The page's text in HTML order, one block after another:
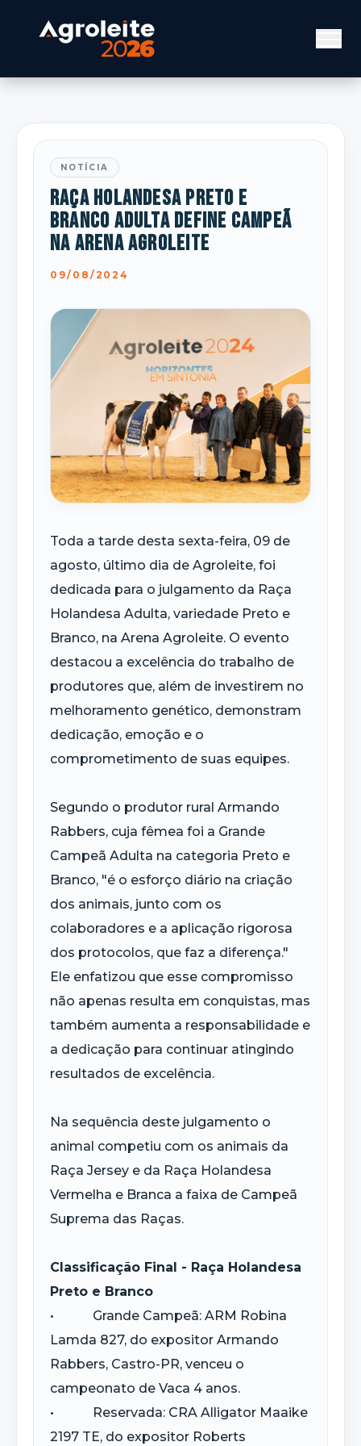
NOTÍCIA
Raça Holandesa Preto e
Branco Adulta define campeã
na Arena Agroleite
09/08/2024
Toda a tarde desta sexta-feira, 09 de
agosto, último dia de Agroleite, foi
dedicada para o julgamento da Raça
Holandesa Adulta, variedade Preto e
Branco, na Arena Agroleite. O evento
destacou a excelência do trabalho de
produtores que, além de investirem no
melhoramento genético, demonstram
dedicação, emoção e o
comprometimento de suas equipes.
Segundo o produtor rural Armando
Rabbers, cuja fêmea foi a Grande
Campeã Adulta na categoria Preto e
Branco, "é o esforço diário na criação
dos animais, junto com os
colaboradores e a aplicação rigorosa
dos protocolos, que faz a diferença."
Ele enfatizou que esse compromisso
não apenas resulta em conquistas, mas
também aumenta a responsabilidade e
a dedicação para continuar atingindo
resultados de excelência.
Na sequência deste julgamento o
animal competiu com os animais da
Raça Jersey e da Raça Holandesa
Vermelha e Branca a faixa de Campeã
Suprema das Raças.
Classificação Final - Raça Holandesa
Preto e Branco
• Grande Campeã: ARM Robina
Lamda 827, do expositor Armando
Rabbers, Castro-PR, venceu o
campeonato de Vaca 4 anos.
• Reservada: CRA Alligator Maaike
2197 TE, do expositor Roberts